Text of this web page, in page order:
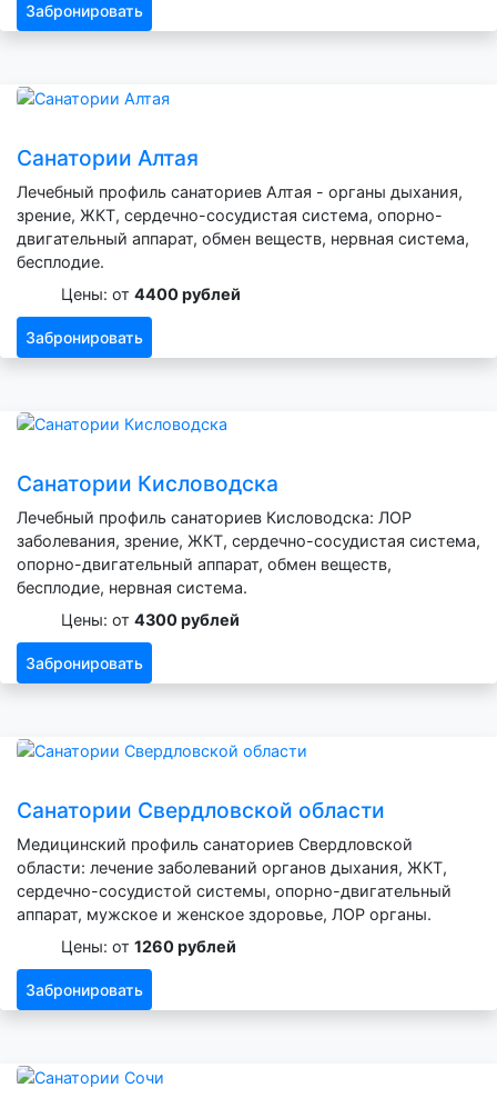
Забронировать
Санатории Алтая
Лечебный профиль санаториев Алтая - органы дыхания,
зрение, ЖКТ, сердечно-сосудистая система, опорно-
двигательный аппарат, обмен веществ, нервная система,
бесплодие.
Цены: от 4400 рублей
Забронировать
Санатории Кисловодска
Лечебный профиль санаториев Кисловодска: ЛОР
заболевания, зрение, ЖКТ, сердечно-сосудистая система,
опорно-двигательный аппарат, обмен веществ,
бесплодие, нервная система.
Цены: от 4300 рублей
Забронировать
Санатории Свердловской области
Медицинский профиль санаториев Свердловской
области: лечение заболеваний органов дыхания, ЖКТ,
сердечно-сосудистой системы, опорно-двигательный
аппарат, мужское и женское здоровье, ЛОР органы.
Цены: от 1260 рублей
Забронировать